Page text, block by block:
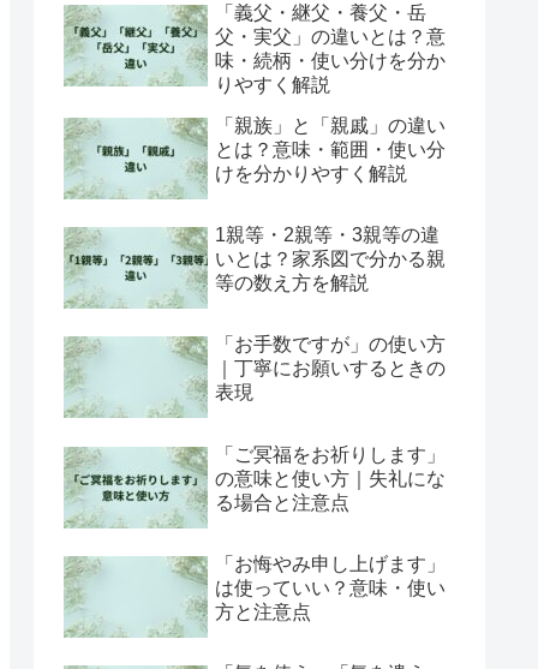
「義父・継父・養父・岳
父・実父」の違いとは？意
味・続柄・使い分けを分か
りやすく解説
「親族」と「親戚」の違い
とは？意味・範囲・使い分
けを分かりやすく解説
1親等・2親等・3親等の違
いとは？家系図で分かる親
等の数え方を解説
「お手数ですが」の使い方
｜丁寧にお願いするときの
表現
「ご冥福をお祈りします」
の意味と使い方｜失礼にな
る場合と注意点
「お悔やみ申し上げます」
は使っていい？意味・使い
方と注意点